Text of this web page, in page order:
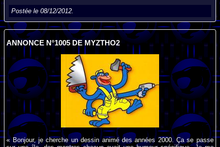
Postée le 08/12/2012.
ANNONCE N°1005 DE MYZTHO2
« Bonjour, je cherche un dessin animé des années 2000. Ça se passe